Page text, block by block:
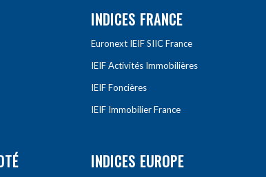
INDICES FRANCE
Euronext IEIF SIIC France
IEIF Activités Immobilières
IEIF Foncières
IEIF Immobilier France
INDICES EUROPE